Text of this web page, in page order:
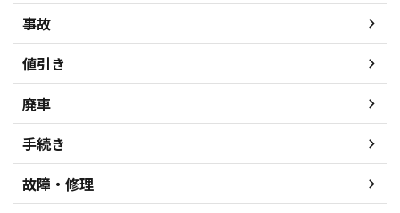
事故
値引き
廃車
手続き
故障・修理